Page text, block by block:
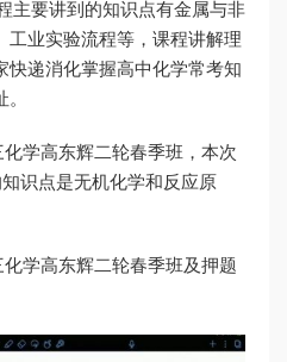
主要讲到的知识点有金属与非
工业实验流程等，课程讲解理
快递消化掌握高中化学常考知
学高东辉二轮春季班，本次
识点是无机化学和反应原
学高东辉二轮春季班及押题